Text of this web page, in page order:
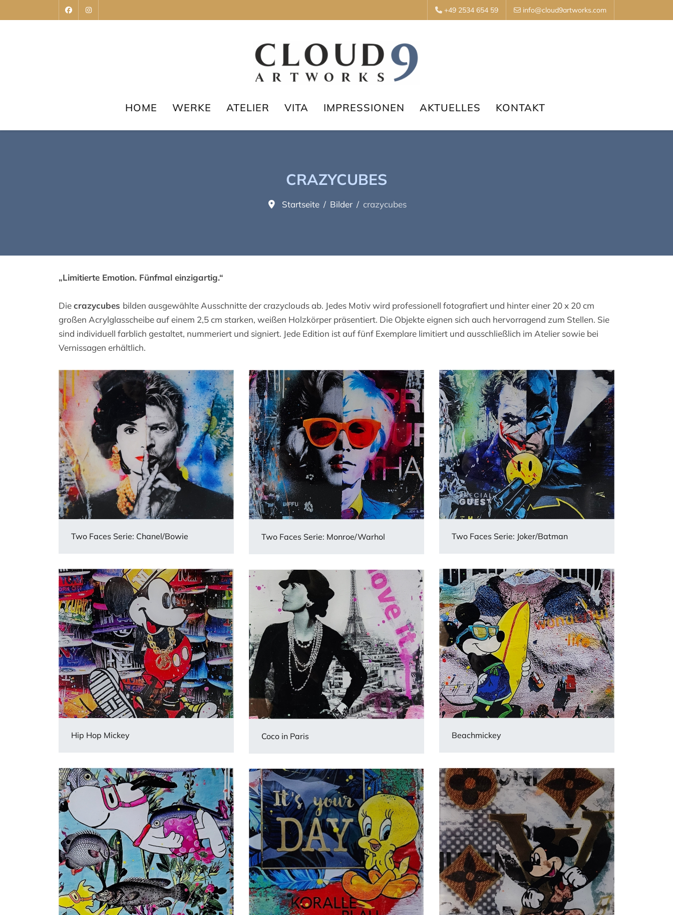
+49 2534 654 59 info@cloud9artworks.com
HOME WERKE ATELIER VITA IMPRESSIONEN AKTUELLES KONTAKT
CRAZYCUBES
Startseite Bilder crazycubes
„Limitierte Emotion. Fünfmal einzigartig.“
Diecrazycubes bilden ausgewählte Ausschnitte der crazyclouds ab. Jedes Motiv wird professionell fotografiert und hinter einer 20 x 20 cm
großen Acrylglasscheibe auf einem 2,5 cm starken, weißen Holzkörper präsentiert. Die Objekte eignen sich auch hervorragend zum Stellen. Sie
sind individuell farblich gestaltet, nummeriert und signiert. Jede Edition ist auf fünf Exemplare limitiert und ausschließlich im Atelier sowie bei
Vernissagen erhältlich.
Two Faces Serie: Chanel/Bowie Two Faces Serie: Monroe/Warhol Two Faces Serie: Joker/Batman
Hip Hop Mickey Beachmickey
Coco in Paris